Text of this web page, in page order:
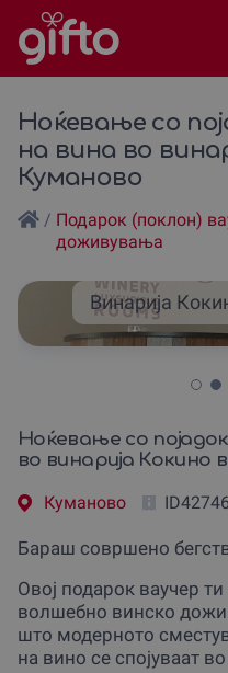
Ноќевање со
на вина во
Куманово
/ Подарок (поклон)
доживувања
Винарија
Ноќевање со
во винарија Кокино
Куманово ID42746
Бараш совршено
Овој подарок ваучер
волшебно винско
што модерното
на вино се спојуваат